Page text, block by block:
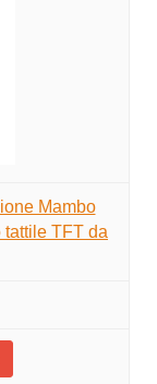
Mambo
tattile TFT da